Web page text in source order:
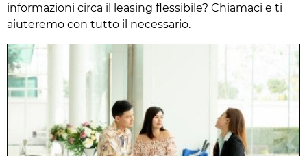
informazioni circa il leasing flessibile? Chiamaci e ti
aiuteremo con tutto il necessario.